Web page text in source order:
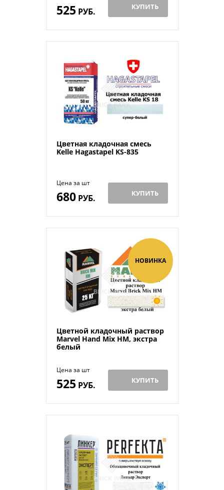
525 РУБ. КУПИТЬ
Цветная кладочная смесь
Kelle Hagastapel KS-835
Цена за шт
680РУБ. КУПИТЬ
НОВИНКА
Цветной кладочный раствор
Мarvel Hand Mix HM, экстра
белый
Цена за шт
525 РУБ. КУПИТЬ